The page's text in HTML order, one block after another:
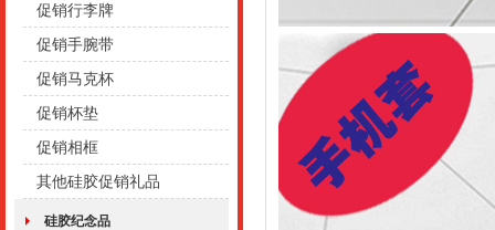
促销行李牌
促销手腕带
促销马克杯
促销杯垫
促销相框
其他硅胶促销礼品
硅胶纪念品